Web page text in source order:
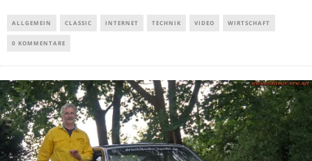
ALLGEMEIN CLASSIC INTERNET TECHNIK VIDEO WIRTSCHAFT
0 KOMMENTARE